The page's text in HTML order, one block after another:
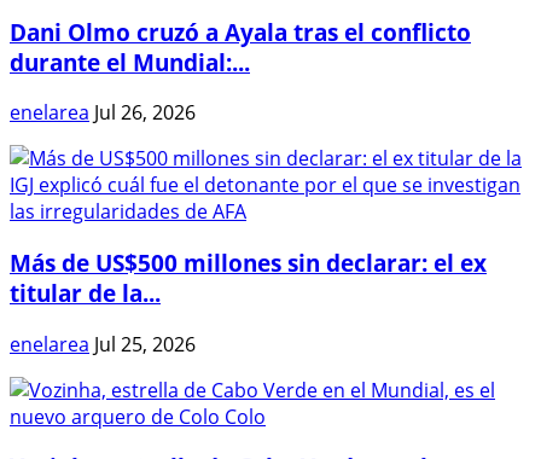
Dani Olmo cruzó a Ayala tras el conflicto
durante el Mundial:...
enelarea Jul 26, 2026
Más de US$500 millones sin declarar: el ex
titular de la...
enelarea Jul 25, 2026